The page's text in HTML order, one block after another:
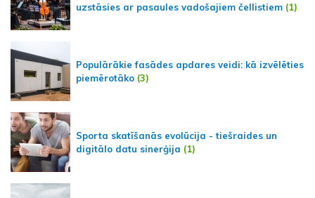
uzstāsies ar pasaules vadošajiem čellistiem (1)
Populārākie fasādes apdares veidi: kā izvēlēties
piemērotāko (3)
Sporta skatīšanās evolūcija - tiešraides un
digitālo datu sinerģija (1)